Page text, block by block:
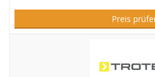
Preis